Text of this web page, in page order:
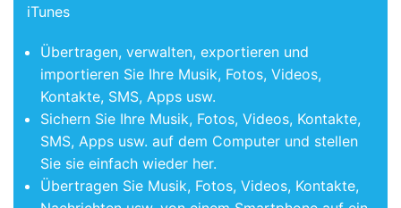
iTunes
Übertragen, verwalten, exportieren und
importieren Sie Ihre Musik, Fotos, Videos,
Kontakte, SMS, Apps usw.
Sichern Sie Ihre Musik, Fotos, Videos, Kontakte,
SMS, Apps usw. auf dem Computer und stellen
Sie sie einfach wieder her.
Übertragen Sie Musik, Fotos, Videos, Kontakte,